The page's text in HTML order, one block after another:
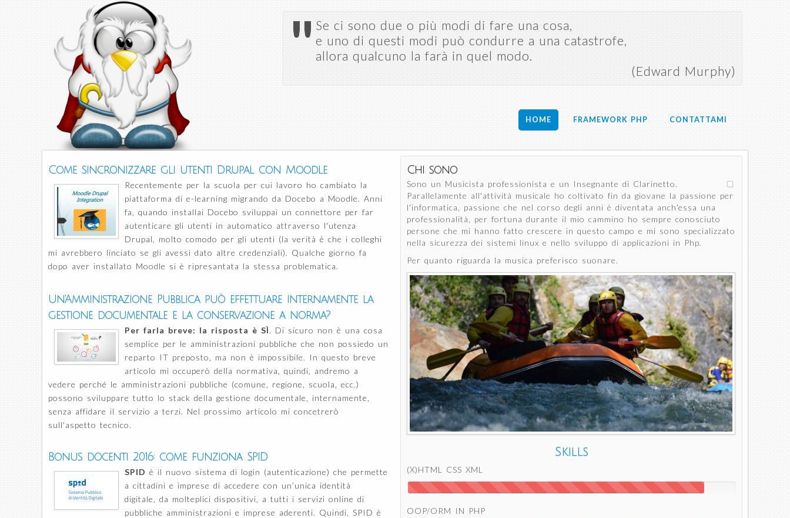
principale
" Se ci sono due o più modi di fare una cosa,
e uno di questi modi può condurre a una catastrofe,
allora qualcuno la farà in quel modo.
(Edward Murphy)
HOME FRAMEWORK PHP CONTATTAMI
Come sincronizzare gli utenti Drupal con Moodle
Recentemente per la scuola per cui lavoro ho cambiato la
piattaforma di e-learning migrando da Docebo a Moodle. Anni
fa, quando installai Docebo sviluppai un connettore per far
autenticare gli utenti in automatico attraverso l'utenza
Drupal, molto comodo per gli utenti (la verità è che i colleghi
mi avrebbero linciato se gli avessi dato altre credenziali). Qualche giorno fa
dopo aver installato Moodle si è ripresantata la stessa problematica.
Un'Amministrazione Pubblica può effettuare internamente la
gestione documentale e la conservazione a norma?
Per farla breve: la risposta è SÌ. Di sicuro non è una cosa
semplice per le amministrazioni pubbliche che non possiedo un
reparto IT preposto, ma non è impossibile. In questo breve
articolo mi occuperò della normativa, quindi, andremo a
vedere perché le amministrazioni pubbliche (comune, regione, scuola, ecc.)
possono sviluppare tutto lo stack della gestione documentale, internamente,
senza affidare il servizio a terzi. Nel prossimo articolo mi concetrerò
sull'aspetto tecnico.
Bonus docenti 2016: come funziona SPID
SPID è il nuovo sistema di login (autenticazione) che permette
a cittadini e imprese di accedere con un’unica identità
digitale, da molteplici dispositivi, a tutti i servizi online di
pubbliche amministrazioni e imprese aderenti. Quindi, SPID è
Chi sono
Sono un Musicista professionista e un Insegnante di Clarinetto.
Parallelamente all'attività musicale ho coltivato fin da giovane la passione per
l'informatica, passione che nel corso degli anni è diventata anch'essa una
professionalità, per fortuna durante il mio cammino ho sempre conosciuto
persone che mi hanno fatto crescere in questo campo e mi sono specializzato
nella sicurezza dei sistemi linux e nello sviluppo di applicazioni in Php.
Per quanto riguarda la musica preferisco suonare.
Skills
(X)HTML CSS XML
OOP/ORM IN PHP